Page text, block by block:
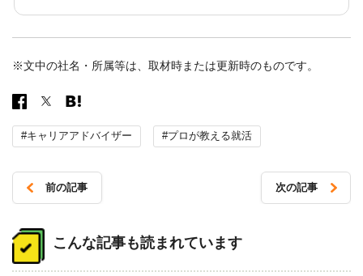
※文中の社名・所属等は、取材時または更新時のものです。
#キャリアアドバイザー #プロが教える就活
稿
ナ
前の記事 次の記事
こんな記事も読まれています